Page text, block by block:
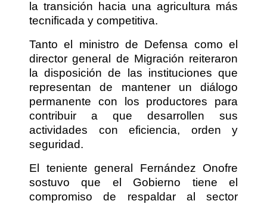
la transición hacia una agricultura más
tecnificada y competitiva.
Tanto el ministro de Defensa como el
director general de Migración reiteraron
la disposición de las instituciones que
representan de mantener un diálogo
permanente con los productores para
contribuir a que desarrollen sus
actividades con eficiencia, orden y
seguridad.
El teniente general Fernández Onofre
sostuvo que el Gobierno tiene el
compromiso de respaldar al sector